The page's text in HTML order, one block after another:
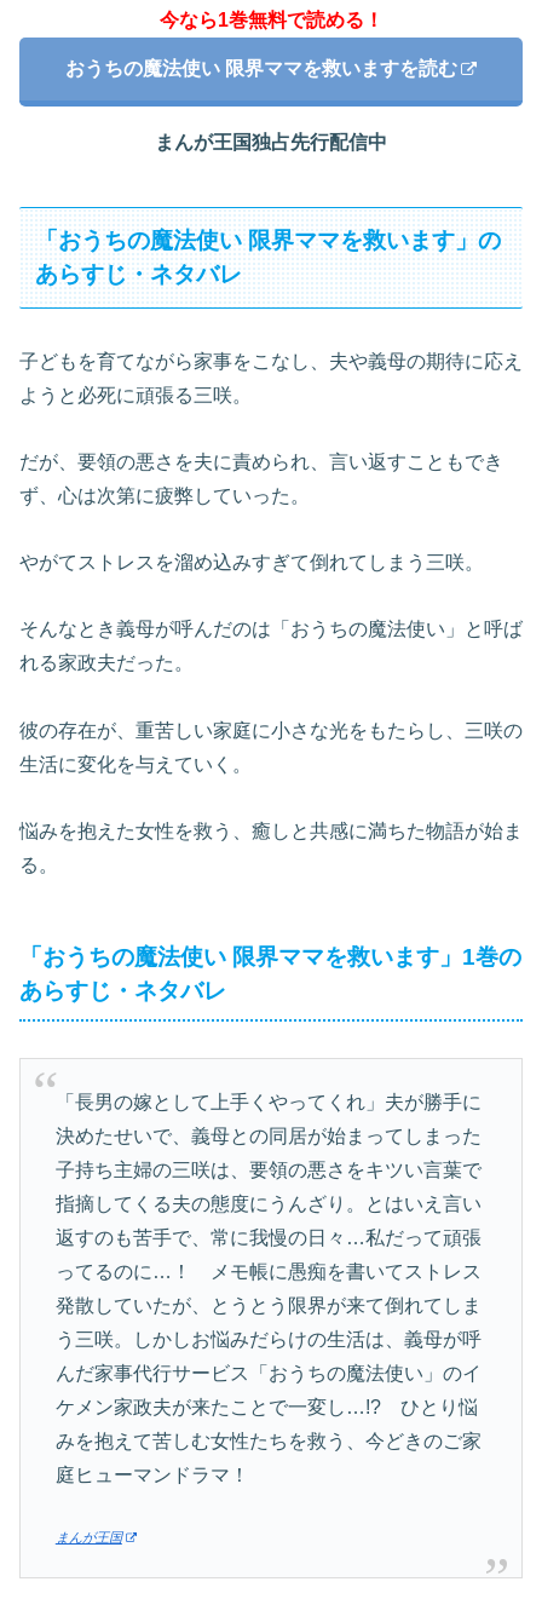
今なら1巻無料で読める！
おうちの魔法使い 限界ママを救いますを読む
まんが王国独占先行配信中
「おうちの魔法使い 限界ママを救います」の
あらすじ・ネタバレ
子どもを育てながら家事をこなし、夫や義母の期待に応え
ようと必死に頑張る三咲。
だが、要領の悪さを夫に責められ、言い返すこともでき
ず、心は次第に疲弊していった。
やがてストレスを溜め込みすぎて倒れてしまう三咲。
そんなとき義母が呼んだのは「おうちの魔法使い」と呼ば
れる家政夫だった。
彼の存在が、重苦しい家庭に小さな光をもたらし、三咲の
生活に変化を与えていく。
悩みを抱えた女性を救う、癒しと共感に満ちた物語が始ま
る。
「おうちの魔法使い 限界ママを救います」1巻の
あらすじ・ネタバレ
「長男の嫁として上手くやってくれ」夫が勝手に
決めたせいで、義母との同居が始まってしまった
子持ち主婦の三咲は、要領の悪さをキツい言葉で
指摘してくる夫の態度にうんざり。とはいえ言い
返すのも苦手で、常に我慢の日々…私だって頑張
ってるのに…！ メモ帳に愚痴を書いてストレス
発散していたが、とうとう限界が来て倒れてしま
う三咲。しかしお悩みだらけの生活は、義母が呼
んだ家事代行サービス「おうちの魔法使い」のイ
ケメン家政夫が来たことで一変し…!? ひとり悩
みを抱えて苦しむ女性たちを救う、今どきのご家
庭ヒューマンドラマ！
まんが王国